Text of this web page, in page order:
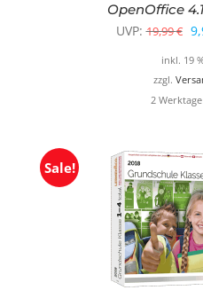
OpenOffice
UVP: 19,99€
inkl. 19
zzgl.
2
Sale!